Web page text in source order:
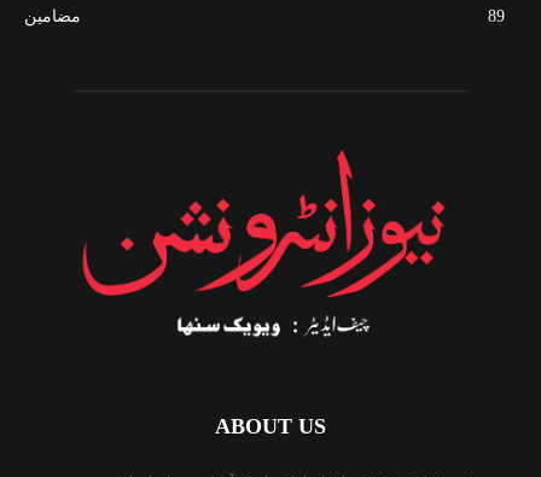
مضامین
89
ABOUT US